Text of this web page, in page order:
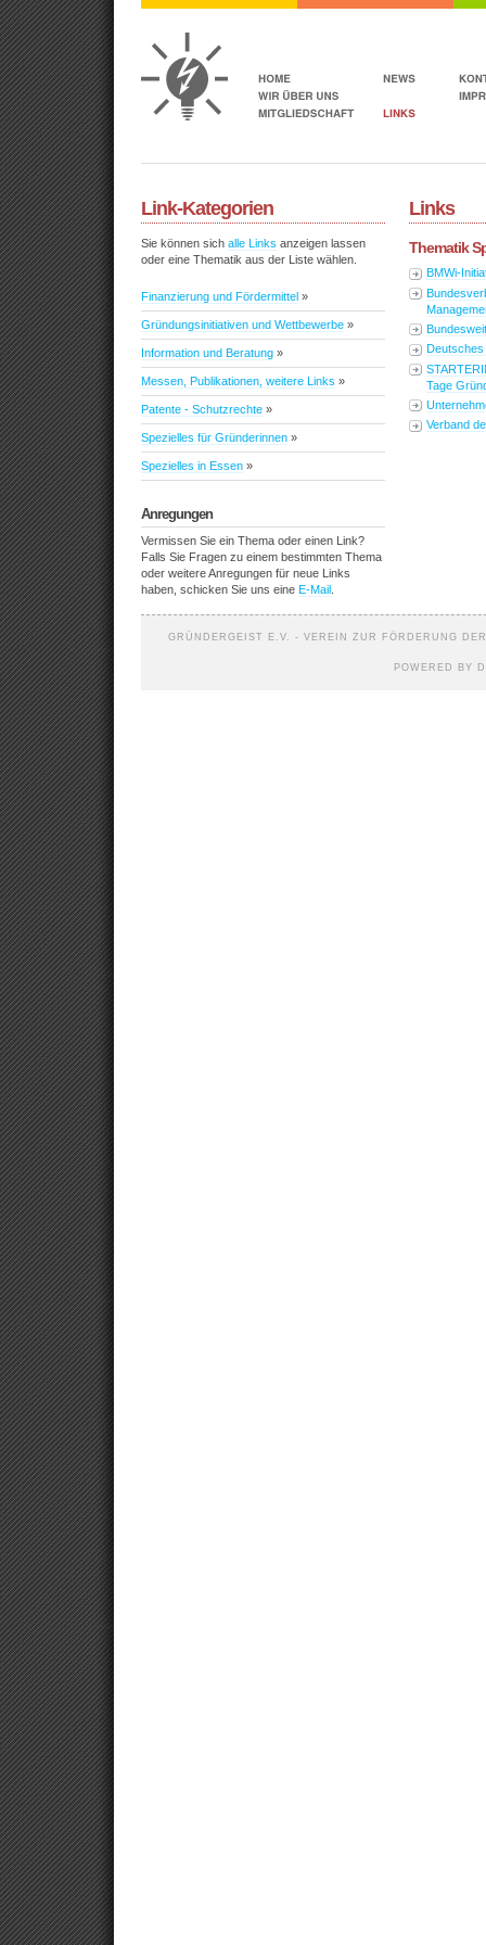
Link-Kategorien
Sie können sich alle Links anzeigen lassen
oder eine Thematik aus der Liste wählen.
Finanzierung und Fördermittel »
Gründungsinitiativen und Wettbewerbe »
Information und Beratung »
Messen, Publikationen, weitere Links »
Patente - Schutzrechte »
Spezielles für Gründerinnen »
Spezielles in Essen »
Anregungen
Vermissen Sie ein Thema oder einen Link?
Falls Sie Fragen zu einem bestimmten Thema
oder weitere Anregungen für neue Links
haben, schicken Sie uns eine E-Mail
Links
Thematik
BMWi-
Tage
Verband
GRÜNDERGEIST E.V. - VEREIN ZUR FÖRDERUNG
POWERED BY